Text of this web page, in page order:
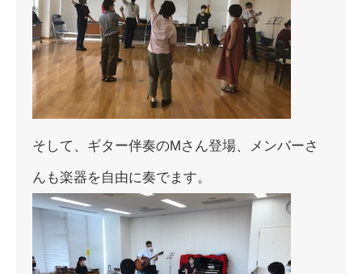
そして、ギター伴奏のMさん登場、メンバーさ
んも楽器を自由に奏でます。